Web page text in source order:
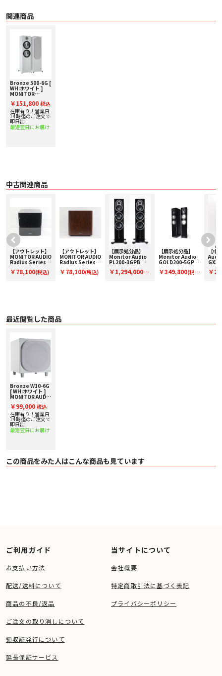
関連商品
Bronze 500-6G [
WH:ホワイト ]
MONITOR
ーカー 下取り査定
額20%アップ実施
中！
￥151,800 税込
在庫有り！営業日
14時迄のご注文で
即日出
最短翌日にお届け
中古関連商品
【アウトレット】
MONITOR AUDIO
Radius Series
ード91-100071】
￥78,100(税込)
【アウトレット】
MONITOR AUDIO
Radius Series
91-100073】サブ
￥78,100(税込)
【展示処分品】
Monitor Audio
PL200-3GPB ペ
PL200-3GPB】メ
￥1,294,000(税
【展示処分品】
Monitor Audio
GOLD200-5GPB
GOLD200-
￥349,800(税
【
ロア
￥
最近閲覧した商品
Bronze W10-6G
[ WH:ホワイト ]
MONITOR AUDIO
￥99,000 税込
在庫有り！営業日
14時迄のご注文で
即日出
最短翌日にお届け
この商品をみた人はこんな商品も見ています
ご利用ガイド
お支払い方法
配送/送料について
商品の不良/返品
ご注文の取り消しについて
領収証発行について
延長保証サービス
当サイトについて
会社概要
特定商取引法に基づく表記
プライバシーポリシー